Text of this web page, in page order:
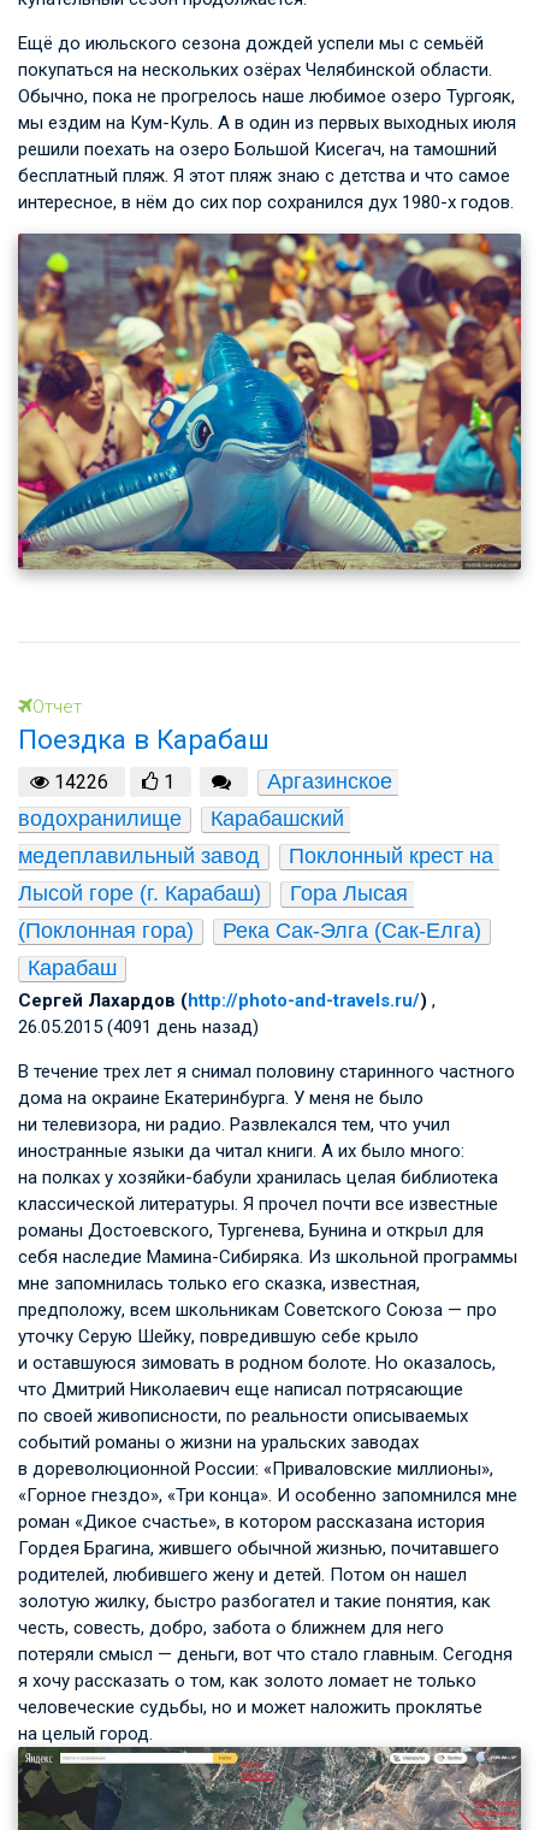
Ещё до июльского сезона дождей успели мы с семьёй
покупаться на нескольких озёрах Челябинской области.
Обычно, пока не прогрелось наше любимое озеро Тургояк,
мы ездим на Кум-Куль. А в один из первых выходных июля
решили поехать на озеро Большой Кисегач, на тамошний
бесплатный пляж. Я этот пляж знаю с детства и что самое
интересное, в нём до сих пор сохранился дух 1980-х годов.
Отчет
Поездка в Карабаш
14226 1
Аргазинское
водохранилище
Карабашский
медеплавильный завод
Поклонный крест на
Лысой горе (г. Карабаш)
Гора Лысая
(Поклонная гора)
Река Сак-Элга (Сак-Елга)
Карабаш
Сергей Лахардов (http://photo-and-travels.ru/) ,
26.05.2015 (4091 день назад)
В течение трех лет я снимал половину старинного частного
дома на окраине Екатеринбурга. У меня не было
ни телевизора, ни радио. Развлекался тем, что учил
иностранные языки да читал книги. А их было много:
на полках у хозяйки-бабули хранилась целая библиотека
классической литературы. Я прочел почти все известные
романы Достоевского, Тургенева, Бунина и открыл для
себя наследие Мамина-Сибиряка. Из школьной программы
мне запомнилась только его сказка, известная,
предположу, всем школьникам Советского Союза — про
уточку Серую Шейку, повредившую себе крыло
и оставшуюся зимовать в родном болоте. Но оказалось,
что Дмитрий Николаевич еще написал потрясающие
по своей живописности, по реальности описываемых
событий романы о жизни на уральских заводах
в дореволюционной России: «Приваловские миллионы»,
«Горное гнездо», «Три конца». И особенно запомнился мне
роман «Дикое счастье», в котором рассказана история
Гордея Брагина, жившего обычной жизнью, почитавшего
родителей, любившего жену и детей. Потом он нашел
золотую жилку, быстро разбогател и такие понятия, как
честь, совесть, добро, забота о ближнем для него
потеряли смысл — деньги, вот что стало главным. Сегодня
я хочу рассказать о том, как золото ломает не только
человеческие судьбы, но и может наложить проклятье
на целый город.